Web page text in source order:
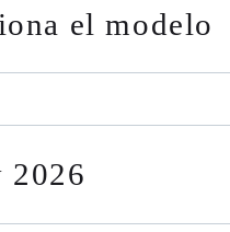
el modelo
2026